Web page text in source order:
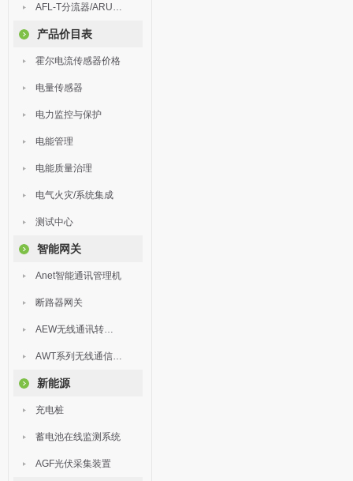
AFL-T分流器/ARU浪涌保护器
产品价目表
霍尔电流传感器价格
电量传感器
电力监控与保护
电能管理
电能质量治理
电气火灾/系统集成
测试中心
智能网关
Anet智能通讯管理机
断路器网关
AEW无线通讯转换器
AWT系列无线通信终端
新能源
充电桩
蓄电池在线监测系统
AGF光伏采集装置